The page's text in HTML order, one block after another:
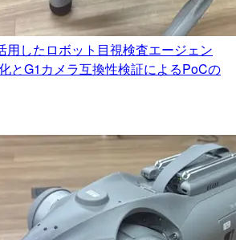
用したロボット目視検査エージェン
とG1カメラ互換性検証によるPoCの